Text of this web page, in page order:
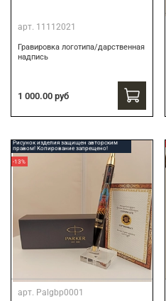
арт. 11112021
Гравировка логотипа/дарственная
надпись
1 000.00 руб
Рисунок изделия защищен авторским
правом! Копирование запрещено!
-13%
арт. Palgbp0001